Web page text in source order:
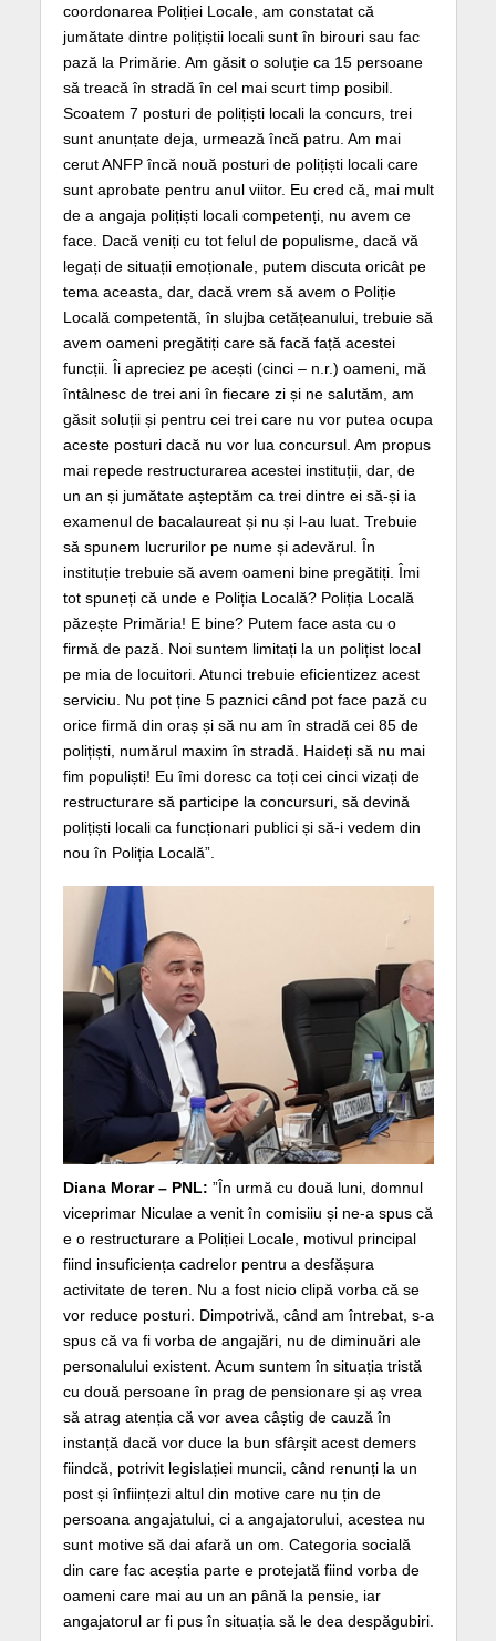
coordonarea Poliției Locale, am constatat că
jumătate dintre polițiștii locali sunt în birouri sau fac
pază la Primărie. Am găsit o soluție ca 15 persoane
să treacă în stradă în cel mai scurt timp posibil.
Scoatem 7 posturi de polițiști locali la concurs, trei
sunt anunțate deja, urmează încă patru. Am mai
cerut ANFP încă nouă posturi de polițiști locali care
sunt aprobate pentru anul viitor. Eu cred că, mai mult
de a angaja polițiști locali competenți, nu avem ce
face. Dacă veniți cu tot felul de populisme, dacă vă
legați de situații emoționale, putem discuta oricât pe
tema aceasta, dar, dacă vrem să avem o Poliție
Locală competentă, în slujba cetățeanului, trebuie să
avem oameni pregătiți care să facă față acestei
funcții. Îi apreciez pe acești (cinci – n.r.) oameni, mă
întâlnesc de trei ani în fiecare zi și ne salutăm, am
găsit soluții și pentru cei trei care nu vor putea ocupa
aceste posturi dacă nu vor lua concursul. Am propus
mai repede restructurarea acestei instituții, dar, de
un an și jumătate așteptăm ca trei dintre ei să-și ia
examenul de bacalaureat și nu și l-au luat. Trebuie
să spunem lucrurilor pe nume și adevărul. În
instituție trebuie să avem oameni bine pregătiți. Îmi
tot spuneți că unde e Poliția Locală? Poliția Locală
păzește Primăria! E bine? Putem face asta cu o
firmă de pază. Noi suntem limitați la un polițist local
pe mia de locuitori. Atunci trebuie eficientizez acest
serviciu. Nu pot ține 5 paznici când pot face pază cu
orice firmă din oraș și să nu am în stradă cei 85 de
polițiști, numărul maxim în stradă. Haideți să nu mai
fim populiști! Eu îmi doresc ca toți cei cinci vizați de
restructurare să participe la concursuri, să devină
polițiști locali ca funcționari publici și să-i vedem din
nou în Poliția Locală”.
Diana Morar – PNL: ”În urmă cu două luni, domnul
viceprimar Niculae a venit în comisiiu și ne-a spus că
e o restructurare a Poliției Locale, motivul principal
fiind insuficiența cadrelor pentru a desfășura
activitate de teren. Nu a fost nicio clipă vorba că se
vor reduce posturi. Dimpotrivă, când am întrebat, s-a
spus că va fi vorba de angajări, nu de diminuări ale
personalului existent. Acum suntem în situația tristă
cu două persoane în prag de pensionare și aș vrea
să atrag atenția că vor avea câștig de cauză în
instanță dacă vor duce la bun sfârșit acest demers
fiindcă, potrivit legislației muncii, când renunți la un
post și înființezi altul din motive care nu țin de
persoana angajatului, ci a angajatorului, acestea nu
sunt motive să dai afară un om. Categoria socială
din care fac aceștia parte e protejată fiind vorba de
oameni care mai au un an până la pensie, iar
angajatorul ar fi pus în situația să le dea despăgubiri.